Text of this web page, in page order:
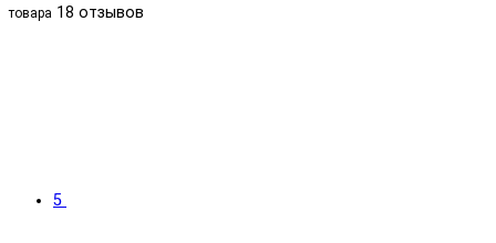
товара 18 отзывов
5